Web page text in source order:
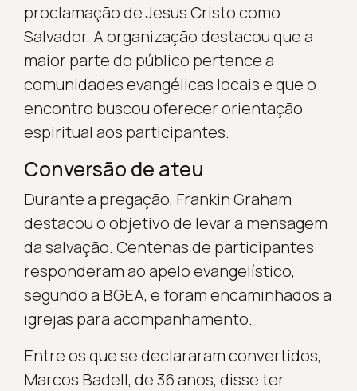
proclamação de Jesus Cristo como
Salvador. A organização destacou que a
maior parte do público pertence a
comunidades evangélicas locais e que o
encontro buscou oferecer orientação
espiritual aos participantes.
Conversão de ateu
Durante a pregação, Frankin Graham
destacou o objetivo de levar a mensagem
da salvação. Centenas de participantes
responderam ao apelo evangelístico,
segundo a BGEA, e foram encaminhados a
igrejas para acompanhamento.
Entre os que se declararam convertidos,
Marcos Badell, de 36 anos, disse ter